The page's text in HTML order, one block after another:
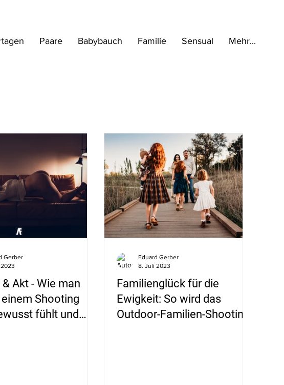
Paare Babybauch Familie Sensual Mehr...
Akt - Wie man
Shooting
fühlt und
Gerber
Familienglück für die
Ewigkeit: So wird das
Outdoor-Familien-Shooting
Eduard Gerber
8. Juli 2023